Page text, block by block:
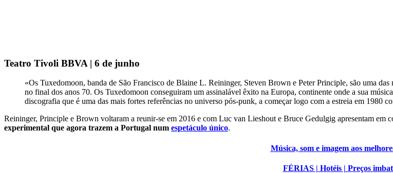
Teatro Tivoli BBVA | 6 de junho
«Os Tuxedomoon, banda de São Francisco de Blaine L. Reininger, Steven Brown e Peter Principle, são uma
no final dos anos 70. Os Tuxedomoon conseguiram um assinalável êxito na Europa, continente onde a sua
discografia que é uma das mais fortes referências no universo pós-punk, a começar logo com a estreia em 1980
Reininger, Principle e Brown voltaram a reunir-se em 2016 e com Luc van Lieshout e Bruce Gedulgig apresentam em
experimental que agora trazem a Portugal num espetáculo único.
Música, som e imagem aos
FÉRIAS | Hotéis | Preços